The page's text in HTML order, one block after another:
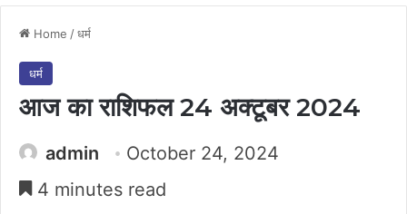
Home /धर्म
धर्म
आज का राशिफल 24 अक्टूबर 2024
admin
October 24, 2024
4 minutes read